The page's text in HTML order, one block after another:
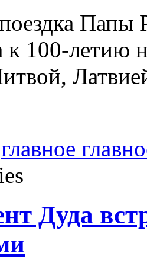
Папы
к 100-летию
главное
Дуда